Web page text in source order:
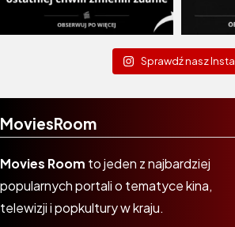
Sprawdź nasz Insta
MoviesRoom
Movies Room to jeden z najbardziej
popularnych portali o tematyce kina,
telewizji i popkultury w kraju.